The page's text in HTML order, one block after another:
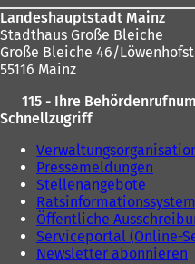
Landeshauptstadt Mainz
Stadthaus Große Bleiche
Große Bleiche 46/
55116 Mainz
115 - Ihre
Schnellzugriff
Pressemeldungen
Stellenangebote
Ratsinformationssystem
Öffentliche
Serviceportal (Online-
Newsletter abonnieren